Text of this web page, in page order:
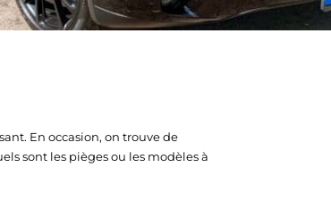
En occasion, on trouve de
sont les pièges ou les modèles à